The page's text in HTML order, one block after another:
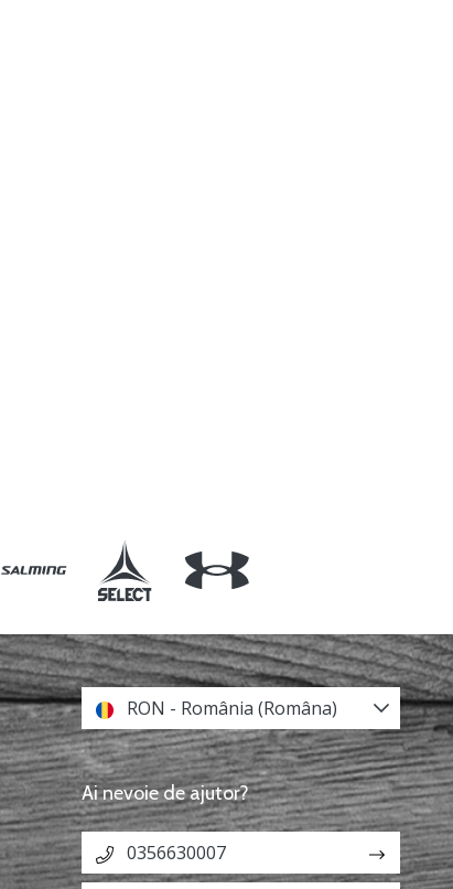
RON - România (Româna)
Ai nevoie de ajutor?
0356630007